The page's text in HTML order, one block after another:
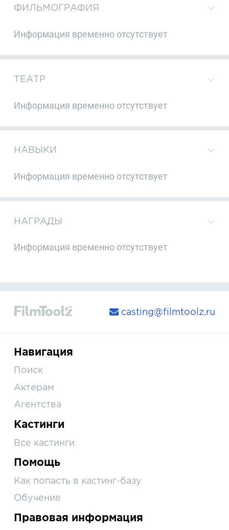
ФИЛЬМОГРАФИЯ
Информация временно отсутствует
ТЕАТР
Информация временно отсутствует
НАВЫКИ
Информация временно отсутствует
НАГРАДЫ
Информация временно отсутствует
casting@filmtoolz.ru
Навигация
Поиск
Актерам
Агентства
Кастинги
Все кастинги
Помощь
Как попасть в кастинг-базу
Обучение
Правовая информация